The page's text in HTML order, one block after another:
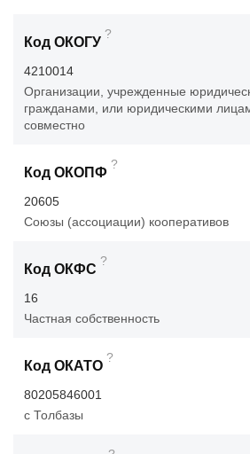
Код ОКОГУ
?
4210014
Организации, учрежденные
гражданами, или юридическими
совместно
Код ОКОПФ
?
20605
Союзы (ассоциации) кооперативов
Код ОКФС
?
16
Частная собственность
Код ОКАТО
?
80205846001
с Толбазы